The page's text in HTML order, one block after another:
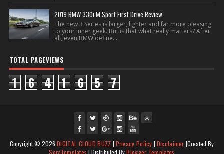
2019 BMW 330i M Sport First Drive Review
The new 3 Series is larger, lighter and far more pleasing
to your inner geek. But is that what really matters? After
all, even BMW define...
TOTAL PAGEVIEWS
1 6 4 1 6 5 7
fac
ebo
twi
tte
gpl
usJ
ins
tag
you
tub
Copyright ©2026DIGITAL CLOUD BUZZ | Privacy Policy | Disclaimer |Created By
SoraTemplates | Distributed ByBlogger Templates